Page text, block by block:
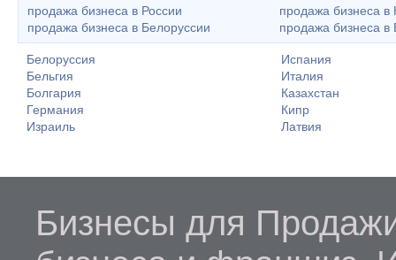
продажа бизнеса в России
продажа бизнеса в Белоруссии
продажа бизнеса в
продажа бизнеса в
Белоруссия
Бельгия
Болгария
Германия
Израиль
Испания
Италия
Казахстан
Кипр
Латвия
Бизнесы для